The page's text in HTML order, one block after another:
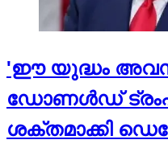
'ഈ യുദ്ധം
ഡോണള്‍ഡ്
ശക്തമാക്കി